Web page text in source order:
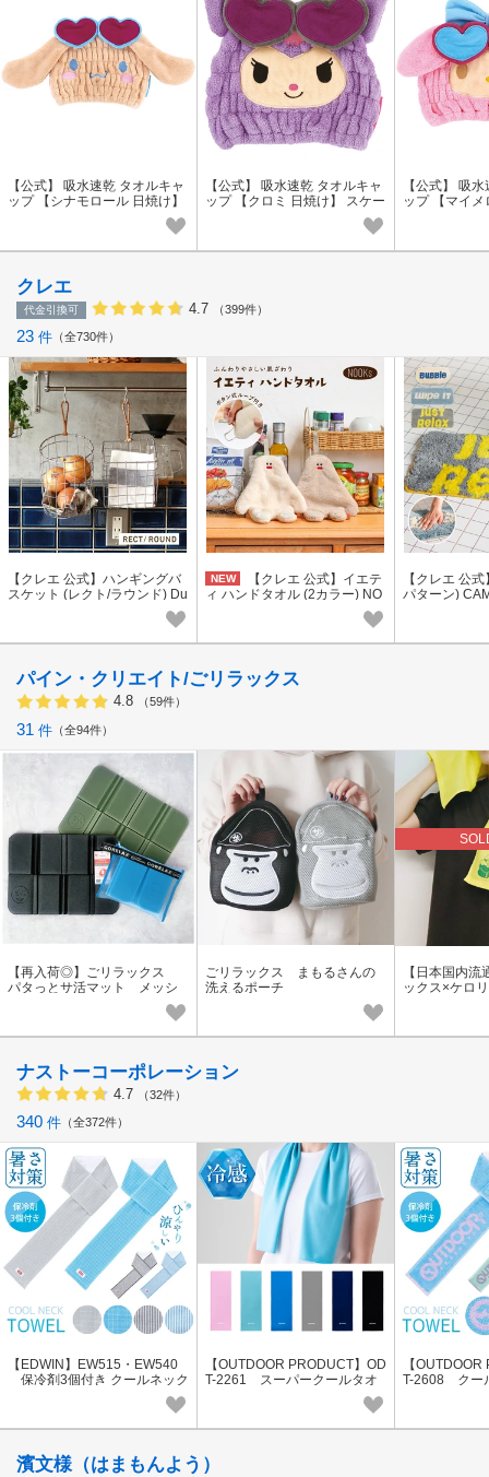
【公式】 吸水速乾 タオルキャ
ップ 【シナモロール 日焼け】
【公式】 吸水速乾 タオルキャ
ップ 【クロミ 日焼け】 スケー
【公式】 吸
ップ 【マイ
クレエ
代金引換可 4.7 （399件）
23 件 全730件
【クレエ 公式】ハンギングバ
スケット (レクト/ラウンド) Du
NEW
【クレエ 公式】イエテ
ィ ハンドタオル (2カラー) NO
【クレエ 公
パターン)
パイン・クリエイト/ごリラックス
4.8 （59件）
31 件 全94件
【再入荷◎】ごリラックス
パタっとサ活マット メッシ
ごリラックス まもるさんの
洗えるポーチ
【日本国内
ックス×ケロ
ナストーコーポレーション
4.7 （32件）
340 件 全372件
【EDWIN】EW515・EW540
保冷剤3個付き クールネック
タオル 冷感 マフラータオル
【OUTDOOR PRODUCT】OD
T-2261 スーパークールタオ
【
T-2608 クー
濱文様（はまもんよう）